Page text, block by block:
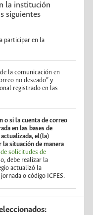
la institución
siguientes
participar en la
la comunicación en
no deseado” y
registrado en las
o si la cuenta de correo
en las bases de
el(la)
situación de manera
solicitudes de
debe realizar la
actualizó la
o código ICFES.